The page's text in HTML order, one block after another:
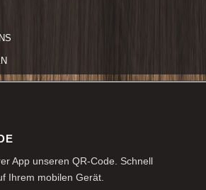
App unseren QR-Code. Schnell
Ihrem mobilen Gerät.